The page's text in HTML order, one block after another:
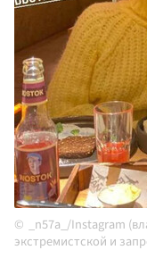
_n57a_/Instagram
экстремистской и